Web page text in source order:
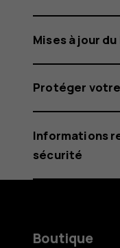
Mises à jour
Protéger
Informations
sécurité
Boutique